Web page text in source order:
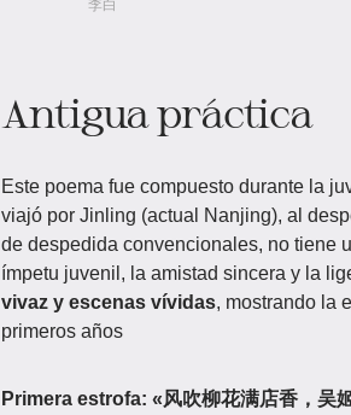
李白
Antigua práctica
Este poema fue compuesto durante la
viajó por Jinling (actual Nanjing), al
de despedida convencionales, no tiene
ímpetu juvenil, la amistad sincera y la
vivaz y escenas vívidas, mostrando la
primeros años
Primera estrofa: «风吹柳花满店香，吴